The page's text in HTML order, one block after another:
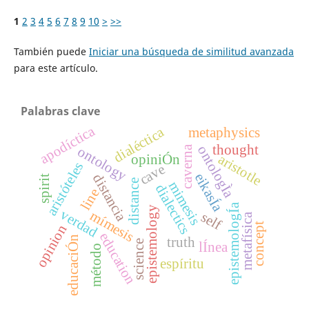
1 2 3 4 5 6 7 8 9 10 > >>
También puede Iniciar una búsqueda de similitud avanzada
para este artículo.
Palabras clave
mímesis
verdaddistancia mimesis
truth
distance
lÍnea
caverna
epistemologÍa
educaciÓn
ontologÌa
opiniÓn
eikasÍa
line
cave
epistemology
education
ontology
opinion
aristóteles
metafísica
dialéctica
apodíctica
método
aristotle
metaphysics
dialectics
espíritu concept
spirit
science
self
thought